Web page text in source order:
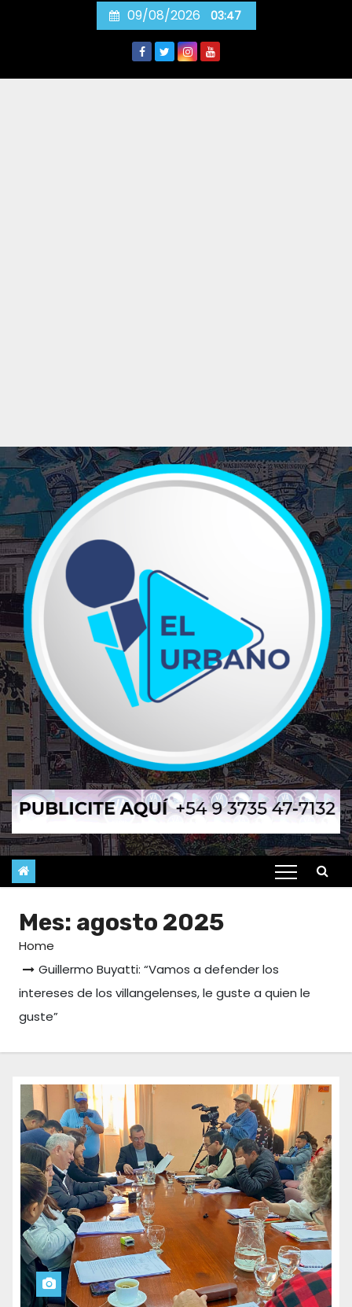
09/08/2026 03:47
Mes: agosto 2025
Home
Guillermo Buyatti: “Vamos a defender los
intereses de los villangelenses, le guste a quien le
guste”